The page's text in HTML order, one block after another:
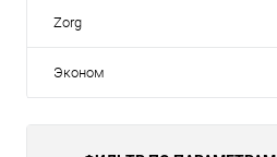
Zorg
Эконом